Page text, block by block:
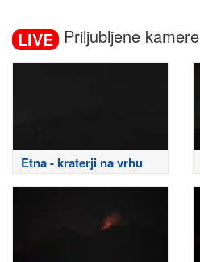
LIVE Priljubljene kamere
Etna - kraterji na vrhu